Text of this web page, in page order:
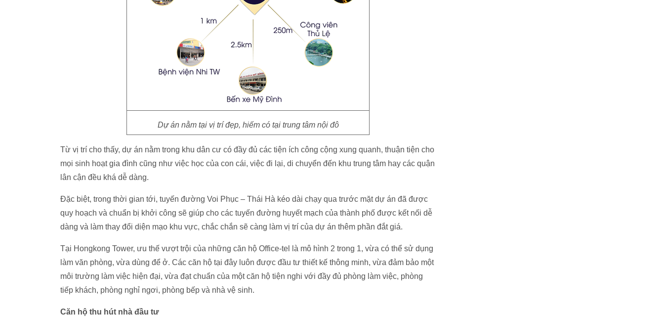
Dự án nằm tại vị trí đẹp, hiếm có tại trung tâm nội đô
Từ vị trí cho thấy, dự án nằm trong khu dân cư có đầy đủ các tiện ích công cộng xung quanh, thuận tiện cho
mọi sinh hoạt gia đình cũng như việc học của con cái, việc đi lại, di chuyển đến khu trung tâm hay các quận
lân cận đều khá dễ dàng.
Đặc biệt, trong thời gian tới, tuyến đường Voi Phục – Thái Hà kéo dài chạy qua trước mặt dự án đã được
quy hoạch và chuẩn bị khởi công sẽ giúp cho các tuyến đường huyết mạch của thành phố được kết nối dễ
dàng và làm thay đổi diện mạo khu vực, chắc chắn sẽ càng làm vị trí của dự án thêm phần đắt giá.
Tại Hongkong Tower, ưu thế vượt trội của những căn hộ Office-tel là mô hình 2 trong 1, vừa có thể sử dụng
làm văn phòng, vừa dùng để ở. Các căn hộ tại đây luôn được đầu tư thiết kế thông minh, vừa đảm bảo một
môi trường làm việc hiện đại, vừa đạt chuẩn của một căn hộ tiện nghi với đầy đủ phòng làm việc, phòng
tiếp khách, phòng nghỉ ngơi, phòng bếp và nhà vệ sinh.
Căn hộ thu hút nhà đầu tư